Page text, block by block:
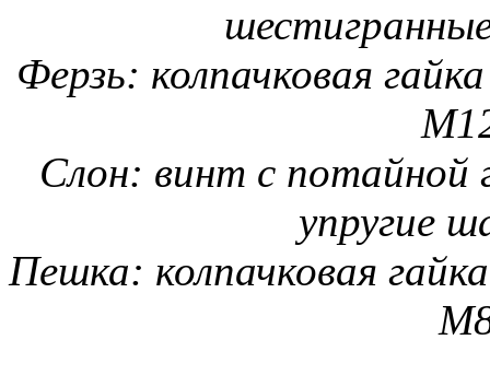
Ферзь: колпачковая
Слон: винт с потайной
упругие
Пешка: колпачковая